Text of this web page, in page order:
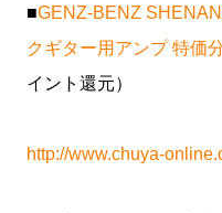
■GENZ-BENZ
クギター用アンプ 特価
イント還元）
http://www.chuya-